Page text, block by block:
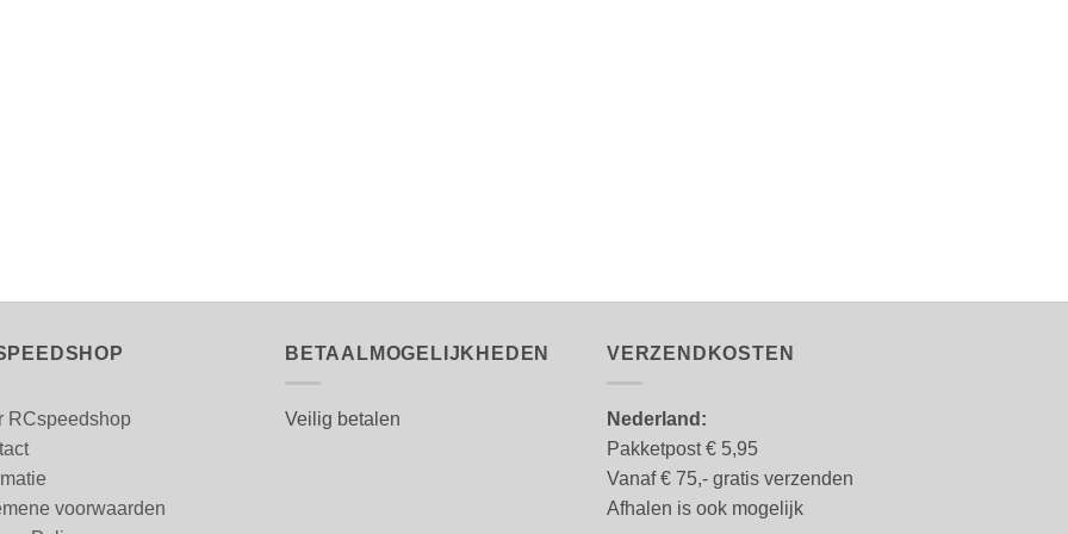
RCspeedshop
voorwaarden
BETAALMOGELIJKHEDEN
Veilig betalen
VERZENDKOSTEN
Nederland:
Pakketpost € 5,95
Vanaf € 75,- gratis verzenden
Afhalen is ook mogelijk